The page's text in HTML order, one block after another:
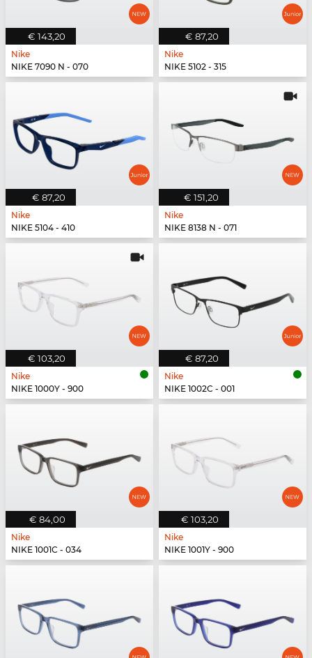
€ 143,20
Nike
NIKE 7090 N - 070
€ 87,20
Nike
NIKE 5102 - 315
€ 87,20
Nike
NIKE 5104 - 410
€ 151,20
Nike
NIKE 8138 N - 071
€ 103,20
Nike
NIKE 1000Y - 900
€ 87,20
Nike
NIKE 1002C - 001
€ 84,00
Nike
NIKE 1001C - 034
€ 103,20
Nike
NIKE 1001Y - 900